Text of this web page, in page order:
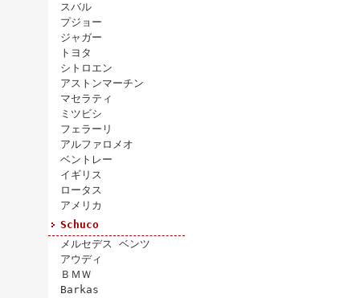
スバル
プジョー
ジャガー
トヨタ
シトロエン
アストンマーチン
マセラティ
ミツビシ
フェラーリ
アルファロメオ
ベントレー
イギリス
ロータス
アメリカ
Schuco
メルセデス ベンツ
アウディ
ＢＭＷ
Barkas